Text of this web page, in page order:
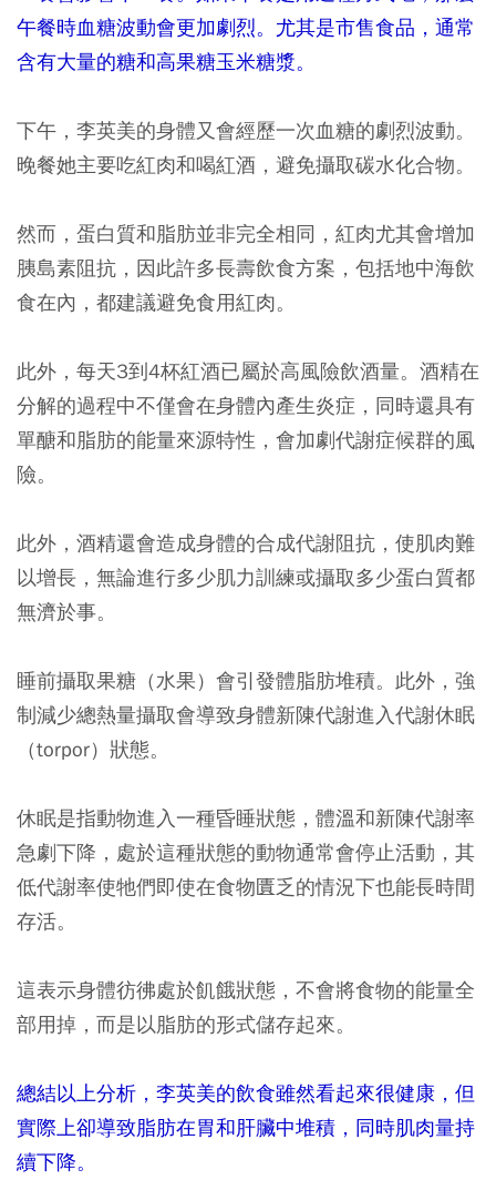
午餐時血糖波動會更加劇烈。尤其是市售食品，通常
含有大量的糖和高果糖玉米糖漿。
下午，李英美的身體又會經歷一次血糖的劇烈波動。
晚餐她主要吃紅肉和喝紅酒，避免攝取碳水化合物。
然而，蛋白質和脂肪並非完全相同，紅肉尤其會增加
胰島素阻抗，因此許多長壽飲食方案，包括地中海飲
食在內，都建議避免食用紅肉。
此外，每天3到4杯紅酒已屬於高風險飲酒量。酒精在
分解的過程中不僅會在身體內產生炎症，同時還具有
單醣和脂肪的能量來源特性，會加劇代謝症候群的風
險。
此外，酒精還會造成身體的合成代謝阻抗，使肌肉難
以增長，無論進行多少肌力訓練或攝取多少蛋白質都
無濟於事。
睡前攝取果糖（水果）會引發體脂肪堆積。此外，強
制減少總熱量攝取會導致身體新陳代謝進入代謝休眠
（torpor）狀態。
休眠是指動物進入一種昏睡狀態，體溫和新陳代謝率
急劇下降，處於這種狀態的動物通常會停止活動，其
低代謝率使牠們即使在食物匱乏的情況下也能長時間
存活。
這表示身體彷彿處於飢餓狀態，不會將食物的能量全
部用掉，而是以脂肪的形式儲存起來。
總結以上分析，李英美的飲食雖然看起來很健康，但
實際上卻導致脂肪在胃和肝臟中堆積，同時肌肉量持
續下降。